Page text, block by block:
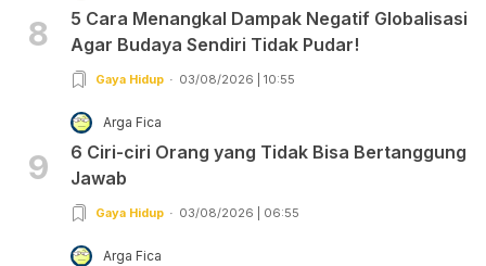
8
5 Cara Menangkal Dampak Negatif Globalisasi
Agar Budaya Sendiri Tidak Pudar!
Gaya Hidup 03/08/2026 | 10:55
9
Arga Fica
6 Ciri-ciri Orang yang Tidak Bisa Bertanggung
Jawab
Gaya Hidup 03/08/2026 | 06:55
Arga Fica